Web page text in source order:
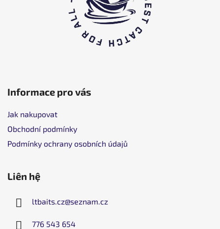
Informace pro vás
Jak nakupovat
Obchodní podmínky
Podmínky ochrany osobních údajů
Liên hệ
ltbaits.cz@seznam.cz
776 543 654